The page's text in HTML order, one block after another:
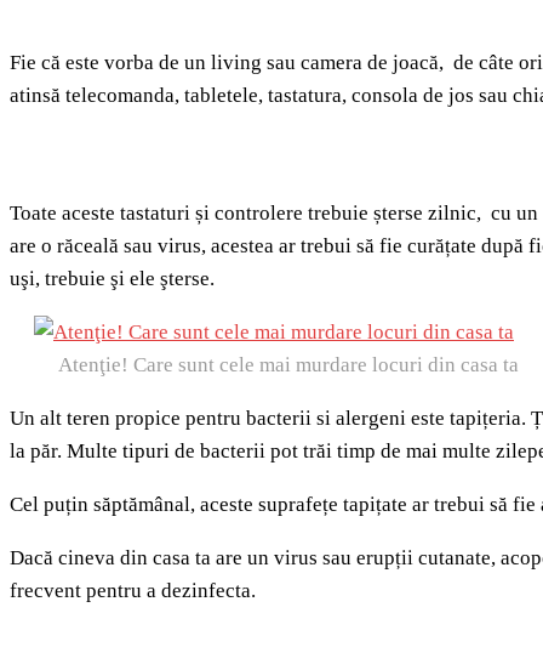
Fie că este vorba de un living sau camera de joacă, de câte
atinsă telecomanda, tabletele, tastatura, consola de jos sau
Toate aceste tastaturi și controlere trebuie șterse zilnic, cu
are o răceală sau virus, acestea ar trebui să fie curățate
uşi, trebuie şi ele şterse.
Atenţie! Care sunt cele mai murdare locuri din casa ta
Un alt teren propice pentru bacterii si alergeni este tapițeria.
la păr. Multe tipuri de bacterii pot trăi timp de mai multe
Cel puțin săptămânal, aceste suprafețe tapițate ar trebui să
Dacă cineva din casa ta are un virus sau erupții cutanate,
frecvent pentru a dezinfecta.